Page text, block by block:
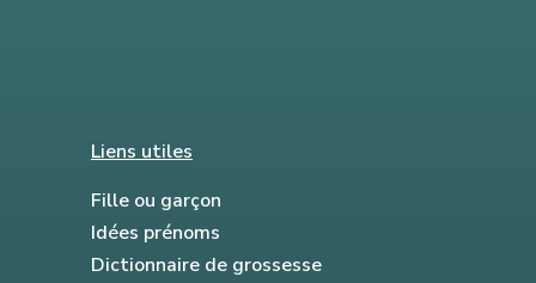
Liens utiles
Fille ou garçon
Idées prénoms
Dictionnaire de grossesse